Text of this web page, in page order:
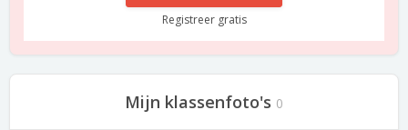
Registreer gratis
Mijn klassenfoto's 0